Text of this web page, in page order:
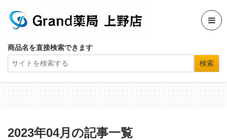
商品名を直接検索できます
2023年04月の記事一覧